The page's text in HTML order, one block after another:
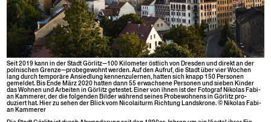
Seit 2019 kann in der Stadt Görlitz—100 Kilo­me­ter östlich von Dres­den und direkt an der
pol­nis­chen Grenze—probegewohnt wer­den. Auf den Aufruf, die Stadt über vier Wochen
lang durch tem­poräre Ansied­lung ken­nen­zuler­nen, hat­ten sich knapp 150 Per­so­n­en
gemeldet. Bis Ende März 2020 hat­ten dann 55 erwach­sene Per­so­n­en und sieben Kinder
das Wohnen und Arbeit­en in Gör­litz getestet. Ein­er von ihnen ist der Fotograf Niko­las Fabi­
an Kam­mer­er, der die fol­gen­den Bilder während seines Probe­wohnens in Gör­litz pro­
duziert hat. Hier zu sehen der Blick vom Nico­laiturm Rich­tung Land­skro­ne. © Niko­las Fabi­
an Kammerer